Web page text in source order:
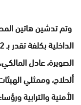
وتم تدشين هاتين
الصويرة، عادل
ألحلاح، وممثلي
الأمنية والترابية